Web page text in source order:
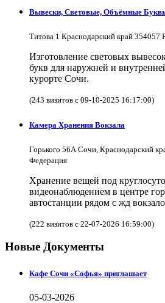
Вывески, Световые, Объёмные
Титова 1 Краснодарский край 354057
Изготовление световых
букв для наружней и
курорте Сочи.
(243 визитов с 09-10-2025 16:17:00)
Камера Хранения Вокзала
Горького 56А Сочи, Краснодарский
Федерация
Хранение вещей под
видеонаблюдением в центре
автостанции рядом с жд
(222 визитов с 22-07-2026 16:59:00)
Новые Документы
Кафе Сочи «Софья» приглашает
05-03-2026